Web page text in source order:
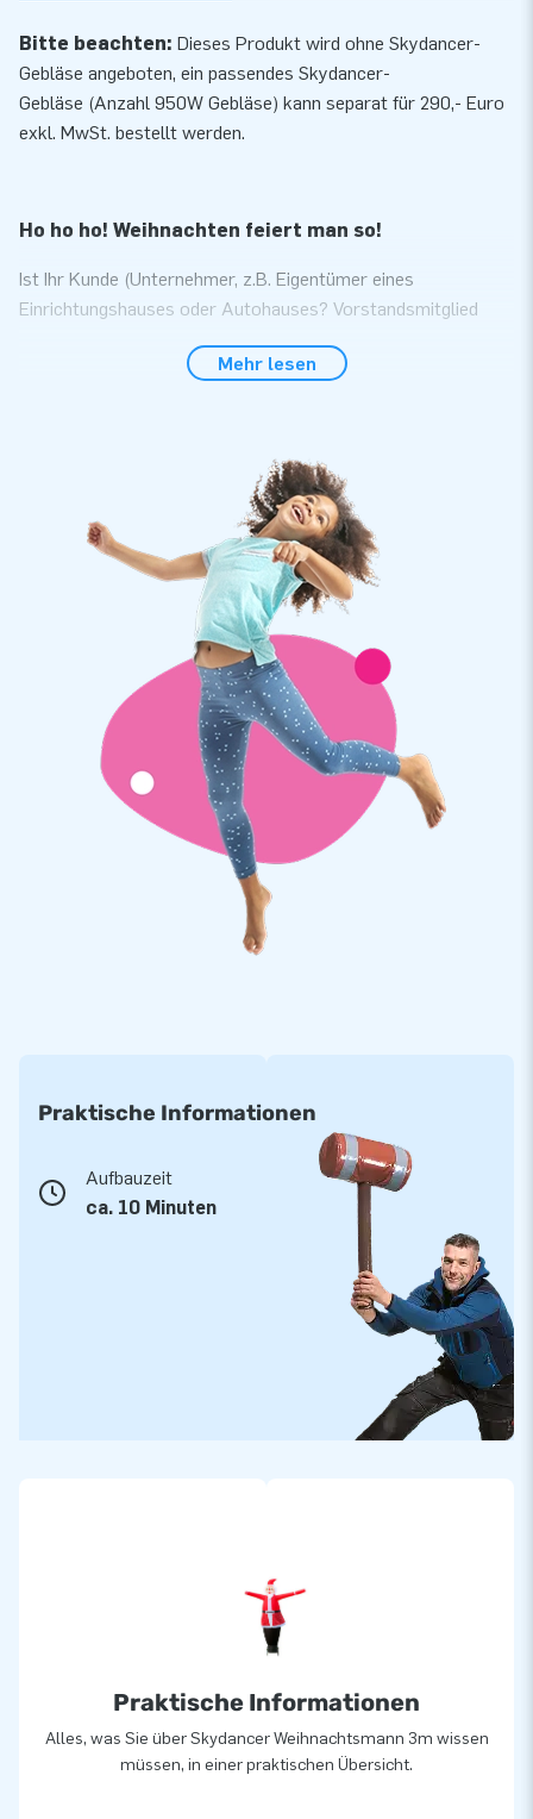
Bitte beachten: Dieses Produkt wird ohne Skydancer-
Gebläse angeboten, ein passendes Skydancer-
Gebläse (Anzahl 950W Gebläse) kann separat für 290,- Euro
exkl. MwSt. bestellt werden.
Ho ho ho! Weihnachten feiert man so!
Ist Ihr Kunde (Unternehmer, z.B. Eigentümer eines
Einrichtungshauses oder Autohauses? Vorstandsmitglied
Vorstand eines Sportvereins?) auf der Suche nach einer
Weihnachtsmann-Ausführung der ideale Weg dazu. Man kann
ihn schon aus großer Entfernung tanzen sehen, diesen
fröhlichen Weihnachtsmann von nicht weniger als 6 Metern
Höhe. Und auch der kleinere Bruder von 3 Metern fällt mehr
als genug auf. Sicherlich erregt Ihr Kunde damit die
gewünschte Aufmerksamkeit
Verschiedene Varianten, aufgebaut in ca. 5
Der Weihnachtsmann-Skydancer ist als Standardmodell
erhältlich, aber Sie können auch eine entwerfen lassen. Der
Skydancer ist innerhalb von 5 Minuten aufgebaut. Wir liefern
ihnen eine Gebrauchsanweisung, eine Transporttasche und
auf Wunsch ein Gebläse.
Top-Qualität von JB inklusive 1 Jahre Garantie
JB Hüpfburgen sind an mehreren Stellen verstärkt und
geliefert. Auf diese Weise liefern Sie mit diesem Produkt,
Jahre optimalen Spielspaß.
Kaufen Sie den Weihnachtsmann Skydancer und
liefern Sie Ihren Kunden den Tag ihres Lebens!
Über 15.0000 Kunden hab sich bereits für JB entschieden. JB
lässt Menschen weltweit seit über 15 Jahren wortwörtlich
ein Loch in die Luft springen. Unser Team aus Designern,
Entwicklern und Logistikern bieten einzigartige aufblasbare
Attraktionen auf großartige Weise! Kunden können sich auf
unseren professionellen Service und die Lieferung verlassen.
Sie nennen uns auch " creators of greatness".
Art. 6,0 m: 08.050.040.001
Mehr lesen
Praktische Informationen
Aufbauzeit
ca. 10 Minuten
Praktische Informationen
Alles, was Sie über Skydancer Weihnachtsmann 3m wissen
müssen, in einer praktischen Übersicht.